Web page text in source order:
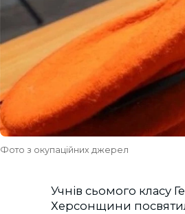
Фото з окупаційних джерел
Учнів сьомого класу
Херсонщини